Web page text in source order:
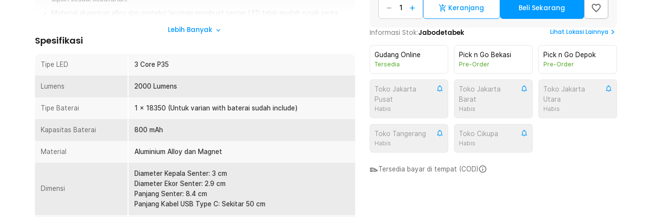
Material aluminium alloy dan proteksi lengkap membuat senter LED tidak mudah rusak serta
Overview
Senter biasa sering kali kurang terang, cepat habis baterainya, dan kurang praktis dibawa ke mana-
yang terang, tangguh, dan mudah digunakan dalam berbagai kondisi. Dengan desain compact, baterai
kebutuhan darurat sehari-hari.
Fitur
Compact dan Ergonomis
bertualang. Bagian basenya dilengkapi pengait magnet super kuat yang membuat senter dapat
ditempel ke berbagai permukaan. Klip kuat pada bagian bawah juga memudahkan Anda membawa
senter saat beraktivitas.
Lebih Banyak
Spesifikasi
Tipe LED 3 Core P35
Lumens 2000 Lumens
Tipe Baterai 1 x 18350 (Untuk varian with baterai sudah include)
Kapasitas Baterai 800 mAh
Material Aluminium Alloy dan Magnet
Dimensi
Diameter Kepala Senter: 3 cm
Diameter Ekor Senter: 2.9 cm
Panjang Senter: 8.4 cm
Panjang Kabel USB Type C: Sekitar 50 cm
Keranjang Beli Sekarang
Informasi Stok:Jabodetabek Lihat Lokasi Lainnya
Gudang Online
Tersedia
Pick n Go Bekasi
Pre-Order
Pick n Go Depok
Pre-Order
Toko Jakarta
Pusat
Habis
Toko Jakarta
Barat
Habis
Toko Jakarta
Utara
Habis
Toko Tangerang
Habis
Toko Cikupa
Habis
Tersedia bayar di tempat (COD)